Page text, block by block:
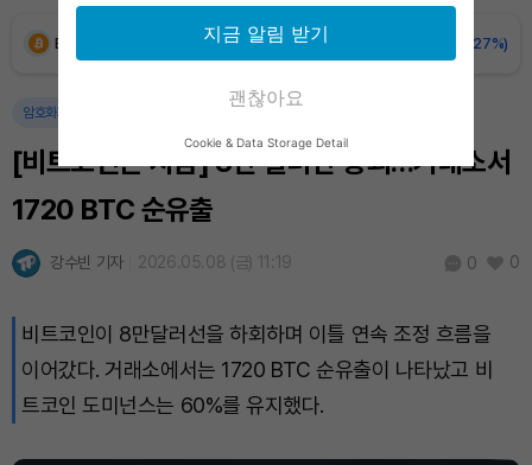
Bitcoin (BTC) (-0.27%)
암호화폐
[비트코인은 지금] 8만 달러선 붕괴…거래소서
1720 BTC 순유출
강수빈 기자 2026.05.08 (금) 11:19 0 0
비트코인이 8만달러선을 하회하며 이틀 연속 조정 흐름을
이어갔다. 거래소에서는 1720 BTC 순유출이 나타났고 비
트코인 도미넌스는 60%를 유지했다.
지금 알림 받기
괜찮아요
Cookie & Data Storage Detail